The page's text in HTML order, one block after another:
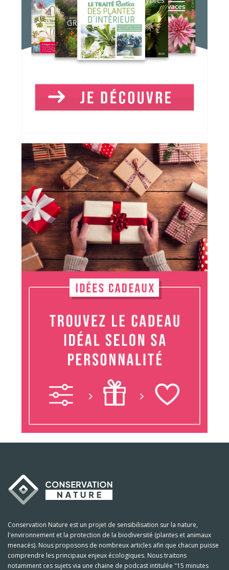
Conservation Nature est un projet de sensibilisation sur la nature,
l'environnement et la protection de la biodiversité (plantes et animaux
menacés). Nous proposons de nombreux articles afin que chacun puisse
comprendre les principaux enjeux écologiques. Nous traitons
notamment ces sujets via une chaine de podcast intitulée "15 minutes